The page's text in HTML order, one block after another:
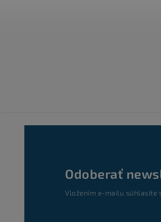
Odoberať
Vložením e-mailu súhlasíte